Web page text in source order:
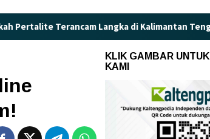
Langka di Kalimantan Tengah? Kaget!
KLIK GAMBAR
KAMI